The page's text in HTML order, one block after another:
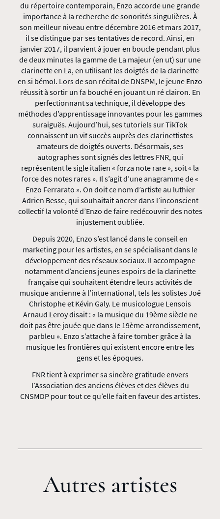
du répertoire contemporain, Enzo accorde une grande
importance à la recherche de sonorités singulières. À
son meilleur niveau entre décembre 2016 et mars 2017,
il se distingue par ses tentatives de record. Ainsi, en
janvier 2017, il parvient à jouer en boucle pendant plus
de deux minutes la gamme de La majeur (en ut) sur une
clarinette en La, en utilisant les doigtés de la clarinette
en si bémol. Lors de son récital de DNSPM, le jeune Enzo
réussit à sortir un fa bouché en jouant un ré clairon. En
perfectionnant sa technique, il développe des
méthodes d’apprentissage innovantes pour les gammes
suraiguës. Aujourd’hui, ses tutoriels sur TikTok
connaissent un vif succès auprès des clarinettistes
amateurs de doigtés ouverts. Désormais, ses
autographes sont signés des lettres FNR, qui
représentent le sigle italien « forza note rare », soit « la
force des notes rares ». Il s’agit d’une anagramme de «
Enzo Ferrarato ». On doit ce nom d’artiste au luthier
Adrien Besse, qui souhaitait ancrer dans l’inconscient
collectif la volonté d’Enzo de faire redécouvrir des notes
injustement oubliée.
Depuis 2020, Enzo s’est lancé dans le conseil en
marketing pour les artistes, en se spécialisant dans le
développement des réseaux sociaux. Il accompagne
notamment d’anciens jeunes espoirs de la clarinette
française qui souhaitent étendre leurs activités de
musique ancienne à l’international, tels les solistes Joë
Christophe et Kévin Galy. Le musicologue Lensois
Arnaud Leroy disait : « la musique du 19ème siècle ne
doit pas être jouée que dans le 19ème arrondissement,
parbleu ». Enzo s’attache à faire tomber grâce à la
musique les frontières qui existent encore entre les
gens et les époques.
FNR tient à exprimer sa sincère gratitude envers
l’Association des anciens élèves et des élèves du
CNSMDP pour tout ce qu’elle fait en faveur des artistes.
Autres artistes